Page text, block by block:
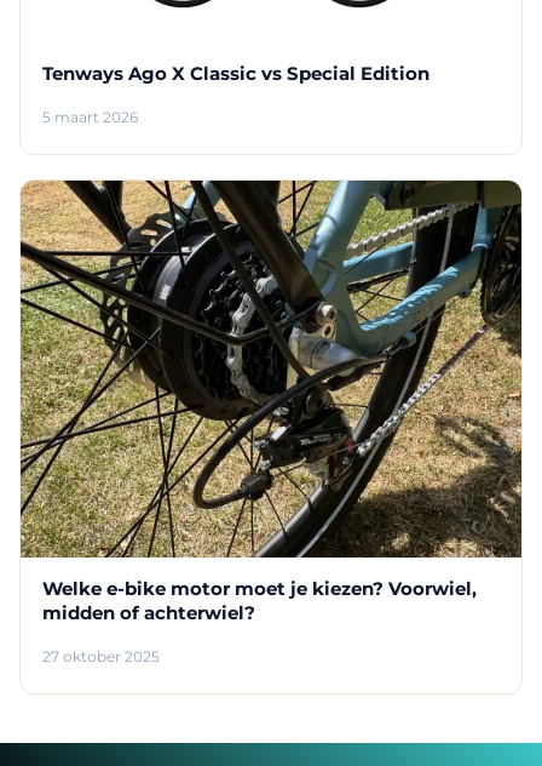
Tenways Ago X Classic vs Special Edition
5 maart 2026
Welke e-bike motor moet je kiezen? Voorwiel,
midden of achterwiel?
27 oktober 2025